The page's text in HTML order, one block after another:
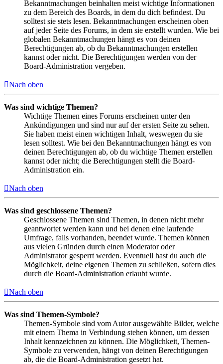
Bekanntmachungen beinhalten meist wichtige Informationen
zu dem Bereich des Boards, in dem du dich befindest. Du
solltest sie stets lesen. Bekanntmachungen erscheinen oben
auf jeder Seite des Forums, in dem sie erstellt wurden. Wie bei
globalen Bekanntmachungen hängt es von deinen
Berechtigungen ab, ob du Bekanntmachungen erstellen
kannst oder nicht. Die Berechtigungen werden von der
Board-Administration vergeben.
Nach oben
Was sind wichtige Themen?
Wichtige Themen eines Forums erscheinen unter den
Ankündigungen und sind nur auf der ersten Seite zu sehen.
Sie haben meist einen wichtigen Inhalt, weswegen du sie
lesen solltest. Wie bei den Bekanntmachungen hängt es von
deinen Berechtigungen ab, ob du wichtige Themen erstellen
kannst oder nicht; die Berechtigungen stellt die Board-
Administration ein.
Nach oben
Was sind geschlossene Themen?
Geschlossene Themen sind Themen, in denen nicht mehr
geantwortet werden kann und bei denen eine laufende
Umfrage, falls vorhanden, beendet wurde. Themen können
aus vielen Gründen durch einen Moderator oder
Administrator gesperrt werden. Eventuell hast du auch die
Möglichkeit, deine eigenen Themen zu schließen, sofern dies
durch die Board-Administration erlaubt wurde.
Nach oben
Was sind Themen-Symbole?
Themen-Symbole sind vom Autor ausgewählte Bilder, welche
mit einem Thema in Verbindung stehen können, um dessen
Inhalt kennzeichnen zu können. Die Möglichkeit, Themen-
Symbole zu verwenden, hängt von deinen Berechtigungen
ab, die die Board-Administration gesetzt hat.